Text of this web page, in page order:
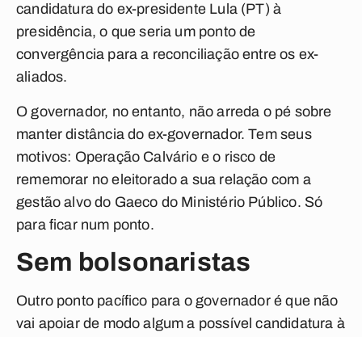
candidatura do ex-presidente Lula (PT) à
presidência, o que seria um ponto de
convergência para a reconciliação entre os ex-
aliados.
O governador, no entanto, não arreda o pé sobre
manter distância do ex-governador. Tem seus
motivos: Operação Calvário e o risco de
rememorar no eleitorado a sua relação com a
gestão alvo do Gaeco do Ministério Público. Só
para ficar num ponto.
Sem bolsonaristas
Outro ponto pacífico para o governador é que não
vai apoiar de modo algum a possível candidatura à